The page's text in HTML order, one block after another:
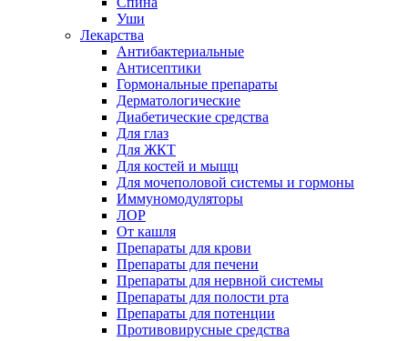
Уши
Лекарства
Антибактериальные
Антисептики
Гормональные препараты
Дерматологические
Диабетические средства
Для глаз
Для ЖКТ
Для костей и мыщц
Для мочеполовой системы и гормоны
Иммуномодуляторы
ЛОР
От кашля
Препараты для крови
Препараты для печени
Препараты для нервной системы
Препараты для полости рта
Препараты для потенции
Противовирусные средства